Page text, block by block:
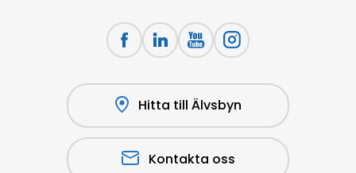
Hitta till Älvsbyn
Kontakta oss